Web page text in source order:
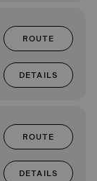
ROUTE
DETAILS
ROUTE
DETAILS